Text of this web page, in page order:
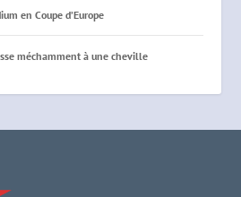
en Coupe d’Europe
méchamment à une cheville